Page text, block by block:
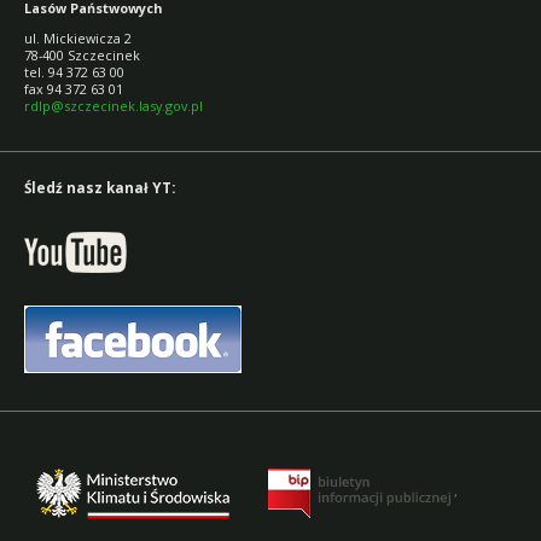
Lasów Państwowych
ul. Mickiewicza 2
78-400 Szczecinek
tel. 94 372 63 00
fax 94 372 63 01
rdlp@szczecinek.lasy.gov.pl
Śledź nasz kanał YT:
,